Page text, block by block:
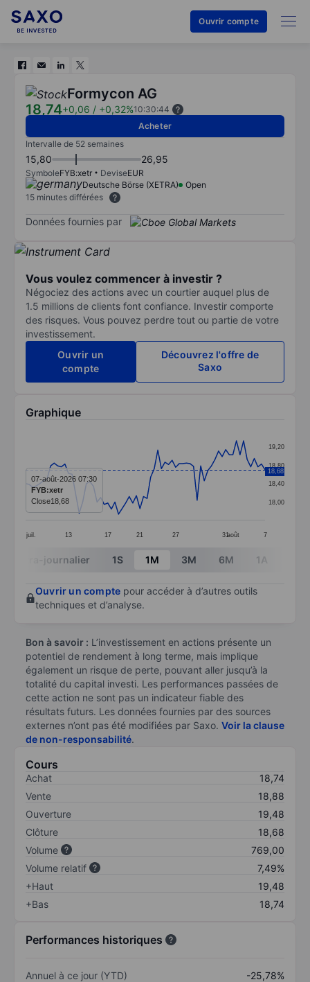
Ouvrir compte
Formycon AG
18,74+0,06 / +0,32%10:30:44
Acheter
Intervalle de 52 semaines
15,80 26,95
SymboleFYB:xetr DeviseEUR
Deutsche Börse (XETRA)
Open
15 minutes différées
Données fournies par
Vous voulez commencer à investir ?
Négociez des actions avec un courtier auquel plus de
1.5 millions de clients font confiance. Investir comporte
des risques. Vous pouvez perdre tout ou partie de votre
investissement.
Ouvrir un
compte
Découvrez l'offre de
Saxo
Graphique
Line chart with 68 data points.
The chart has 1 X axis displaying categories.
The chart has 1 Y axis displaying values. Data ranges
juil. 13 17 21 27 31août 7
18,00
18,40
18,80
19,20
18,68
07-août-2026 07:30
FYB:xetr
Close18,68
End of interactive chart.
Intra-journalier 1S 1M 3M 6M 1A
Ouvrir un compte pour accéder à d’autres outils
techniques et d’analyse.
Bon à savoir : L’investissement en actions présente un
potentiel de rendement à long terme, mais implique
également un risque de perte, pouvant aller jusqu’à la
totalité du capital investi. Les performances passées de
cette action ne sont pas un indicateur fiable des
résultats futurs. Les données fournies par des sources
externes n’ont pas été modifiées par Saxo. Voir la clause
de non-responsabilité.
Cours
Achat
18,74
Vente
18,88
Ouverture
19,48
Clôture
18,68
Volume
769,00
Volume relatif
7,49%
+Haut
19,48
+Bas
18,74
Performances historiques
Annuel à ce jour (YTD)
-25,78%